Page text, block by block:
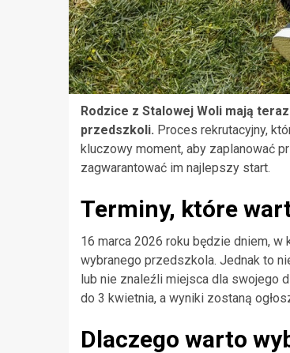
Rodzice z Stalowej Woli mają
przedszkoli. Proces rekrutacyjny,
kluczowy moment, aby zaplanować
zagwarantować im najlepszy start.
Terminy, które
16 marca 2026 roku będzie dniem,
wybranego przedszkola. Jednak to
lub nie znaleźli miejsca dla swojego
do 3 kwietnia, a wyniki zostaną
Dlaczego warto